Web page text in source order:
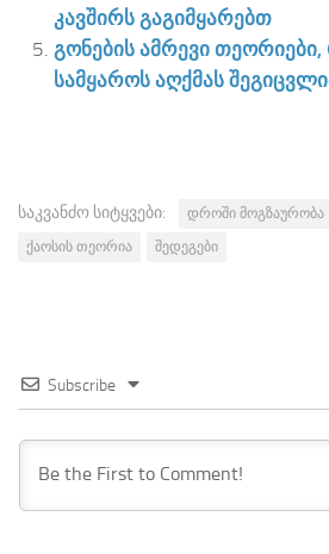
კავშირს გაგიმყარებთ
გონების ამრევი
სამყაროს აღქმას
საკვანძო სიტყვები: დროში მოგზაურობა
ქაოსის თეორია
შედეგები
Subscribe